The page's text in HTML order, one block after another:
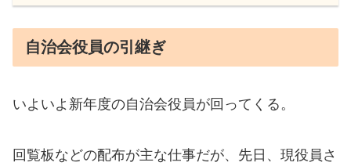
自治会役員の引継ぎ
いよいよ新年度の自治会役員が回ってくる。
回覧板などの配布が主な仕事だが、先日、現役員さ